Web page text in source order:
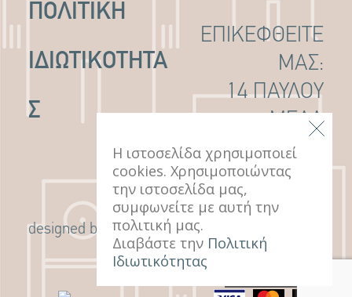
ΠΟΛΙΤΙΚΉ
ΙΔΙΩΤΙΚΌΤΗΤΑ
Σ
ΕΠΙΚΕΦΘΕΙΤΕ
ΜΑΣ:
14 ΠΑΥΛΟΥ
ΜΕΛΑ
ΘΕΣΣΑΛΟΝΙΚΗ,
546 22
designed by G Design Studio
Η ιστοσελίδα χρησιμοποιεί
cookies. Χρησιμοποιώντας
την ιστοσελίδα μας,
συμφωνείτε με αυτή την
πολιτική μας.
Διαβάστε την Πολιτική
Ιδιωτικότητας